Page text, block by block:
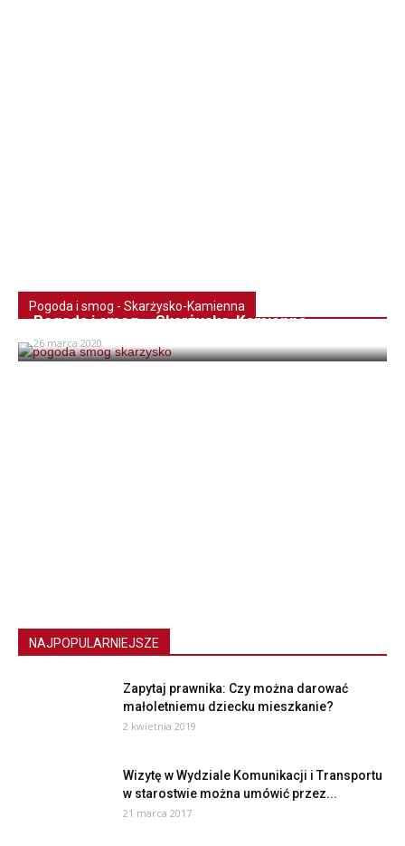
Pogoda i smog - Skarżysko-Kamienna
Pogoda i smog – Skarżysko-Kamienna
26 marca 2020
NAJPOPULARNIEJSZE
Zapytaj prawnika: Czy można darować
małoletniemu dziecku mieszkanie?
2 kwietnia 2019
Wizytę w Wydziale Komunikacji i Transportu
w starostwie można umówić przez...
21 marca 2017